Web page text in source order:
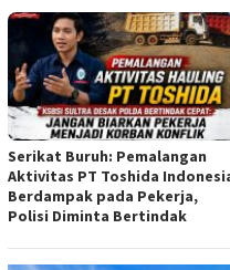
Serikat Buruh: Pemalangan
Aktivitas PT Toshida
Berdampak pada Pekerja,
Polisi Diminta Bertindak